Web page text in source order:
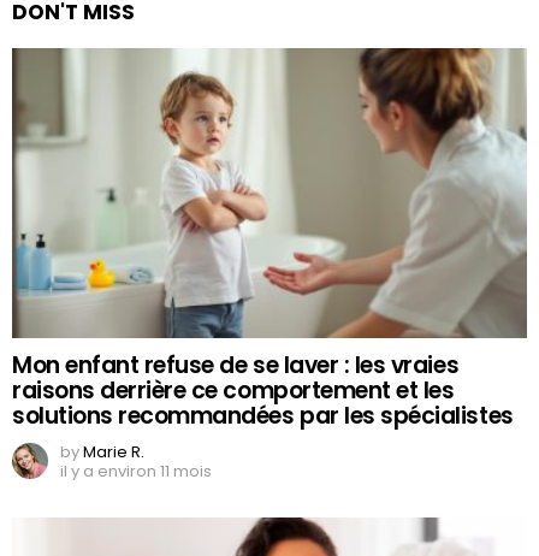
DON'T MISS
Mon enfant refuse de se laver : les vraies
raisons derrière ce comportement et les
solutions recommandées par les spécialistes
byMarie R.
il y a environ 11 mois